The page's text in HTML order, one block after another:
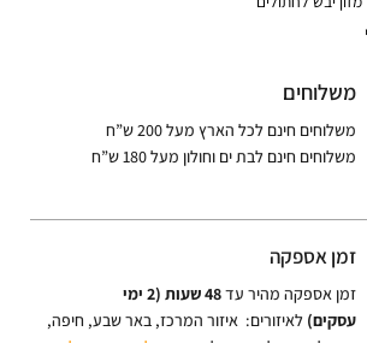
משלוחים
משלוחים חינם לכל הארץ מעל 200 ש”ח
משלוחים חינם לבת ים וחולון מעל 180 ש”ח
זמן אספקה
זמן אספקה מהיר עד
48 שעות (2 ימי
עסקים)לאיזורים: איזור המרכז, באר שבע, חיפה,